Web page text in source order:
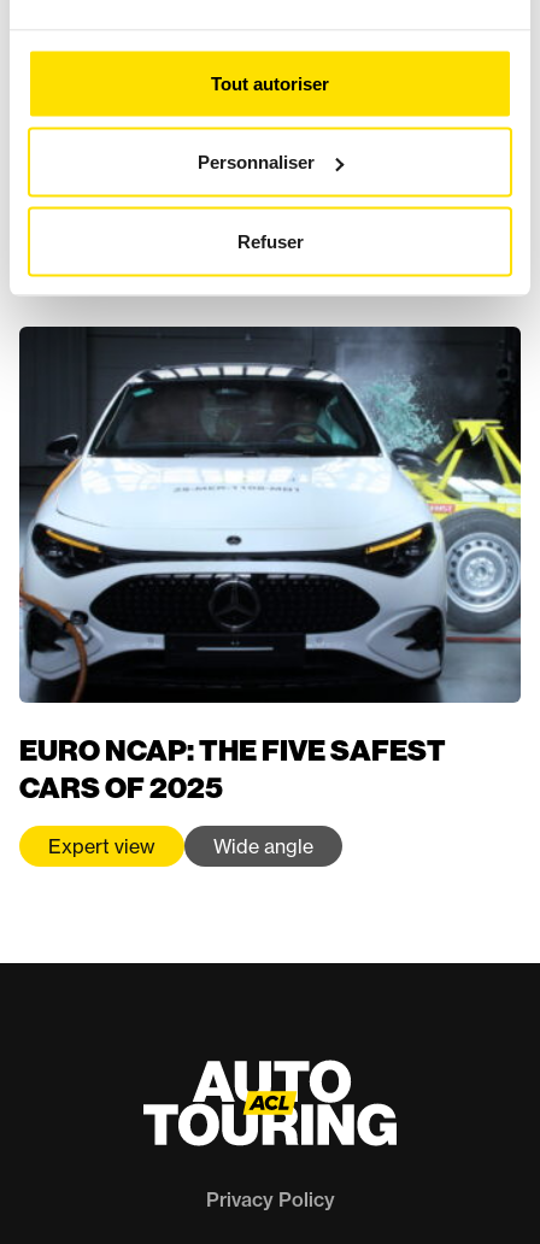
Tout autoriser
Personnaliser
Refuser
THE NEW CLA DETHRONES THE
GOLF
News
EURO NCAP: THE FIVE SAFEST
CARS OF 2025
Expert view Wide angle
Privacy Policy